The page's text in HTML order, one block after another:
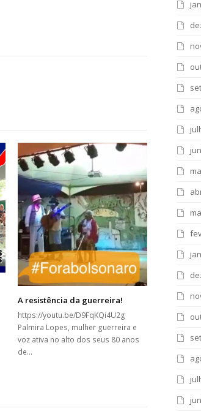
A resistência da guerreira!
https://youtu.be/D9FqKQi4U2g
Palmira Lopes, mulher guerreira e
voz ativa no alto dos seus 80 anos
de…